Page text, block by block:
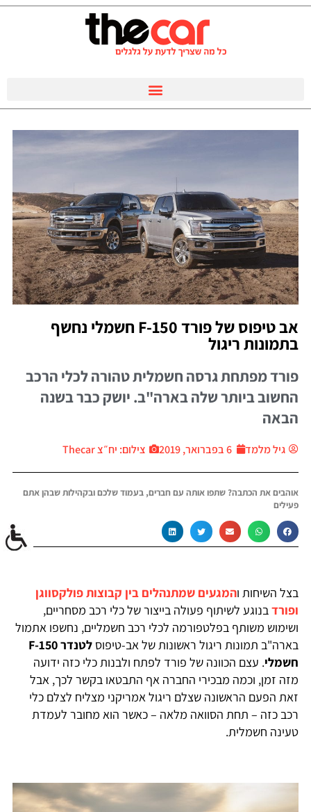
אב טיפוס של פורד F-150 חשמלי נחשף
בתמונות ריגול
פורד מפתחת גרסה חשמלית טהורה לכלי הרכב
החשוב ביותר שלה בארה"ב. יושק כבר בשנה
הבאה
גיל מלמד 6 בפברואר, 2019 צילום: יח״צ Thecar
אוהבים את הכתבה? שתפו אותה עם חברים, בעמוד שלכם ובקהילות שבהן אתם
פעילים
בצל השיחות והמגעים שמתנהלים בין קבוצות פולקסווגן
ופורדבנוגע לשיתוף פעולה בייצור של כלי רכב מסחריים,
ושימוש משותף בפלטפורמה לכלי רכב חשמליים, נחשפו אתמול
בארה"ב תמונות ריגול ראשונות של אב-טיפוס
לטנדר F-150
חשמלי. עצם הכוונה של פורד לפתח ולבנות כלי כזה ידועה
מזה זמן, וכמה מבכירי החברה אף התבטאו בקשר לכך, אבל
זאת הפעם הראשונה שצלם ריגול אמריקני מצליח לצלם כלי
רכב כזה – תחת הסוואה מלאה – כאשר הוא מחובר לעמדת
טעינה חשמלית.